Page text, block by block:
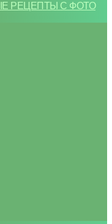
РЕЦЕПТЫ С ФОТО